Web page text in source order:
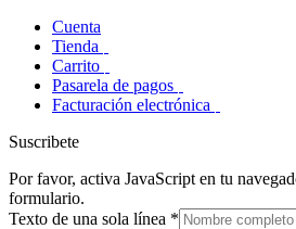
Cuenta
Tienda
Carrito
Pasarela de pagos
Facturación electrónica
Suscribete
Por favor, activa JavaScript en tu
formulario.
Texto de una sola línea *